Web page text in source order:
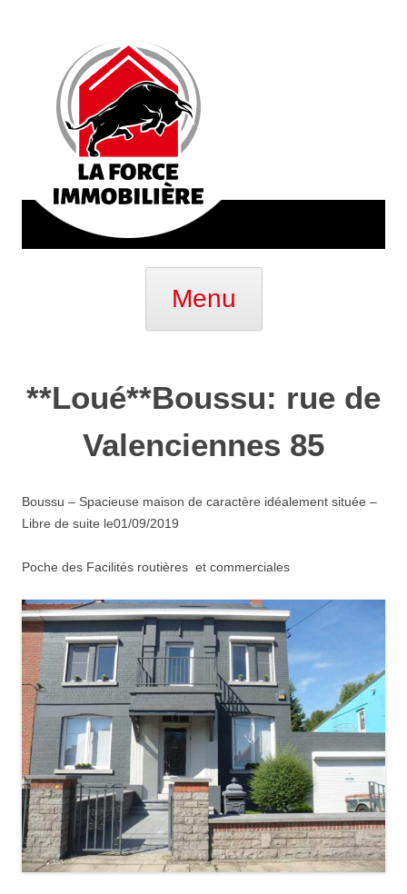
Menu
**Loué**Boussu: rue de
Valenciennes 85
Boussu – Spacieuse maison de caractère idéalement située –
Libre de suite le01/09/2019
Poche des Facilités routières et commerciales